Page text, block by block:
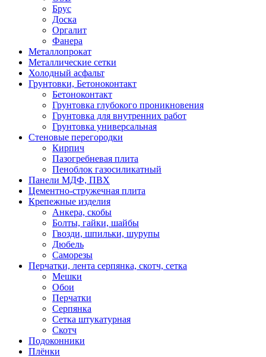
Брус
Доска
Оргалит
Фанера
Металлопрокат
Металлические сетки
Холодный асфальт
Грунтовки, Бетоноконтакт
Бетоноконтакт
Грунтовка глубокого проникновения
Грунтовка для внутренних работ
Грунтовка универсальная
Стеновые перегородки
Кирпич
Пазогребневая плита
Пеноблок газосиликатный
Панели МДФ, ПВХ
Цементно-стружечная плита
Крепежные изделия
Анкера, скобы
Болты, гайки, шайбы
Гвозди, шпильки, шурупы
Дюбель
Саморезы
Перчатки, лента серпянка, скотч, сетка
Мешки
Обои
Перчатки
Серпянка
Сетка штукатурная
Скотч
Подоконники
Плёнки